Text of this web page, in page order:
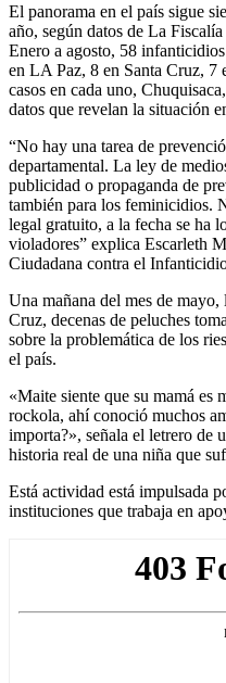
El panorama en el país sigue
año, según datos de La
Enero a agosto, 58
en LA Paz, 8 en Santa Cruz, 7
casos en cada uno,
datos que revelan la situación
“No hay una tarea de
departamental. La ley de
publicidad o propaganda de
también para los feminicidios.
legal gratuito, a la fecha se ha
violadores” explica Escarleth
Ciudadana contra el
Una mañana del mes de mayo,
Cruz, decenas de peluches
sobre la problemática de los
el país.
«Maite siente que su mamá es
rockola, ahí conoció muchos
importa?», señala el letrero de
historia real de una niña que
Está actividad está impulsada
instituciones que trabaja en